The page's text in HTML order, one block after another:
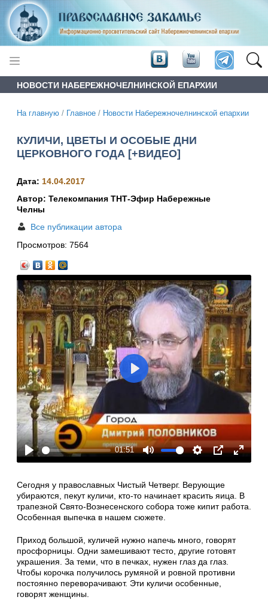
НОВОСТИ НАБЕРЕЖНОЧЕЛНИНСКОЙ ЕПАРХИИ
На главную / Главное / Новости Набережночелнинской епархии
КУЛИЧИ, ЦВЕТЫ И ОСОБЫЕ ДНИ
ЦЕРКОВНОГО ГОДА [+ВИДЕО]
Play
01:51
Mute Settings
PIP
Enter
Play
Дата: 14.04.2017
Автор: Телекомпания ТНТ-Эфир Набережные
Челны
Все публикации автора
Просмотров: 7564
Сегодня у православных Чистый Четверг. Верующие
убираются, пекут куличи, кто-то начинает красить яица. В
трапезной Свято-Вознесенского собора тоже кипит работа.
Особенная выпечка в нашем сюжете.
Приход большой, куличей нужно напечь много, говорят
просфорницы. Одни замешивают тесто, другие готовят
украшения. За теми, что в печках, нужен глаз да глаз.
Чтобы корочка получилось румяной и ровной противни
постоянно переворачивают. Эти куличи особенные,
говорят женщины.